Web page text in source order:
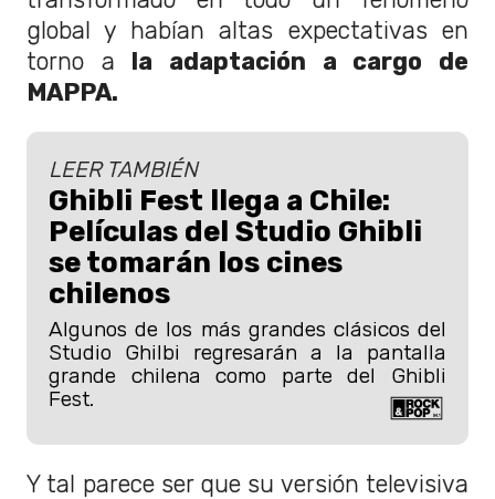
global y habían altas expectativas en
torno a la adaptación a cargo de
MAPPA.
LEER TAMBIÉN
Ghibli Fest llega a Chile:
Películas del Studio Ghibli
se tomarán los cines
chilenos
Algunos de los más grandes clásicos del
Studio Ghilbi regresarán a la pantalla
grande chilena como parte del Ghibli
Fest.
Y tal parece ser que su versión televisiva